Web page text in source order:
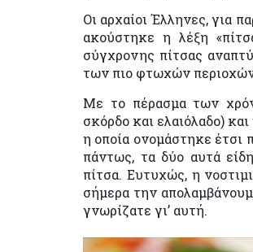
Οι αρχαίοι Έλληνες, για
ακούστηκε η λέξη
σύγχρονης πίτσας
των πιο φτωχών
Με το πέρασμα των
σκόρδο και ελαιόλαδο)
η οποία ονομάστηκε
πάντως, τα δύο αυτά
πίτσα. Ευτυχώς, η
σήμερα την
γνωρίζατε γι’ αυτή.